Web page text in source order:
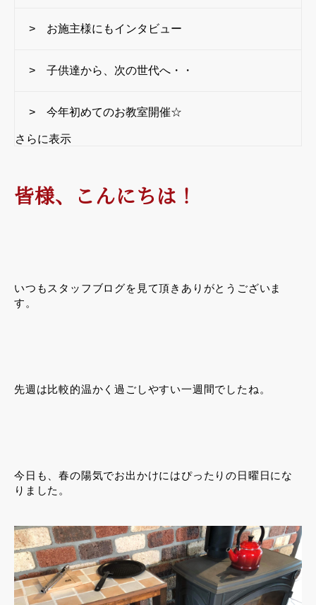
> お施主様にもインタビュー
> 子供達から、次の世代へ・・
> 今年初めてのお教室開催☆
さらに表示
皆様、こんにちは！
いつもスタッフブログを見て頂きありがとうございま
す。
先週は比較的温かく過ごしやすい一週間でしたね。
今日も、春の陽気でお出かけにはぴったりの日曜日にな
りました。